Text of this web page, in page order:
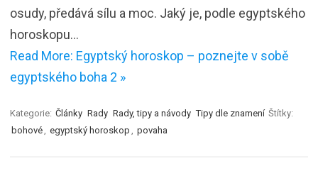
osudy, předává sílu a moc. Jaký je, podle egyptského
horoskopu…
Read More: Egyptský horoskop – poznejte v sobě
egyptského boha 2 »
Kategorie: Články Rady Rady, tipy a návody Tipy dle znamení Štítky:
bohové
egyptský horoskop povaha